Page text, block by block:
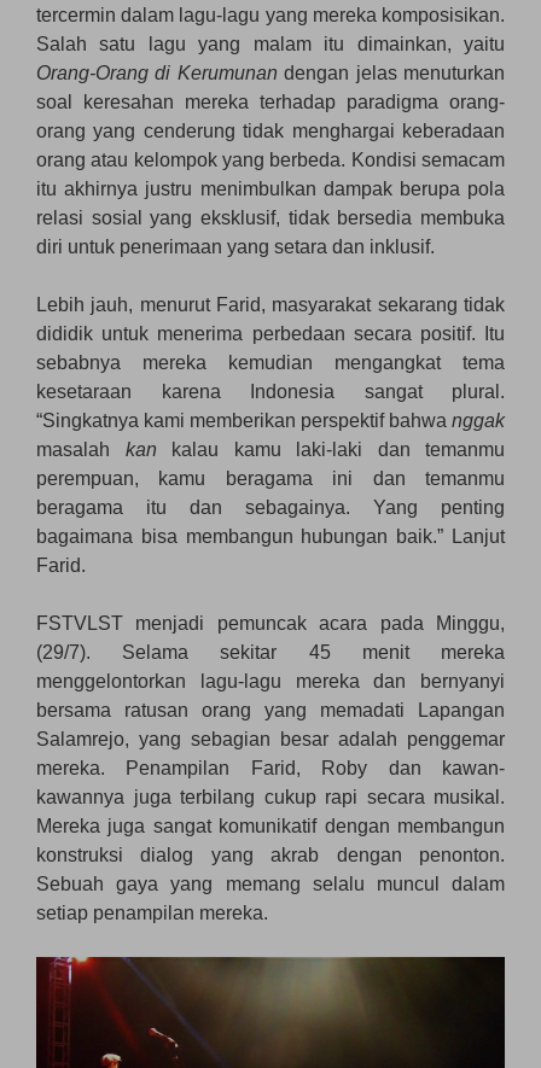
tercermin dalam lagu-lagu yang mereka komposisikan.
Salah satu lagu yang malam itu dimainkan, yaitu
Orang-Orang di Kerumunandengan jelas menuturkan
soal keresahan mereka terhadap paradigma orang-
orang yang cenderung tidak menghargai keberadaan
orang atau kelompok yang berbeda. Kondisi semacam
itu akhirnya justru menimbulkan dampak berupa pola
relasi sosial yang eksklusif, tidak bersedia membuka
diri untuk penerimaan yang setara dan inklusif.
Lebih jauh, menurut Farid, masyarakat sekarang tidak
dididik untuk menerima perbedaan secara positif. Itu
sebabnya mereka kemudian mengangkat tema
kesetaraan karena Indonesia sangat plural.
“Singkatnya kami memberikan perspektif bahwa nggak
masalah kan kalau kamu laki-laki dan temanmu
perempuan, kamu beragama ini dan temanmu
beragama itu dan sebagainya. Yang penting
bagaimana bisa membangun hubungan baik.” Lanjut
Farid.
FSTVLST menjadi pemuncak acara pada Minggu,
(29/7). Selama sekitar 45 menit mereka
menggelontorkan lagu-lagu mereka dan bernyanyi
bersama ratusan orang yang memadati Lapangan
Salamrejo, yang sebagian besar adalah penggemar
mereka. Penampilan Farid, Roby dan kawan-
kawannya juga terbilang cukup rapi secara musikal.
Mereka juga sangat komunikatif dengan membangun
konstruksi dialog yang akrab dengan penonton.
Sebuah gaya yang memang selalu muncul dalam
setiap penampilan mereka.